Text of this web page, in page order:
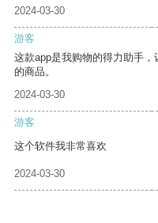
2024-03-30
游客
这款app是我购物的得力助手
的商品。
2024-03-30
游客
这个软件我非常喜欢
2024-03-30